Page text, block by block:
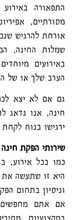
התפאורה
מסורתיים,
אורחת להרגיש
שמלות החינה,
באירועים
הערב שלך או של
גם אם לא יצא
חינה, אנו נדאג
ירגישו בנוח
שירותי הפקת
כמו בכל אירוע,
היא זו שתעשה את
וניסיון בתחום
אם אתם מחפשים